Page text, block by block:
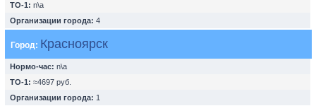
ТО-1: n\a
Организации города: 4
Город: Красноярск
Нормо-час: n\a
ТО-1: ≈4697 руб.
Организации города: 1